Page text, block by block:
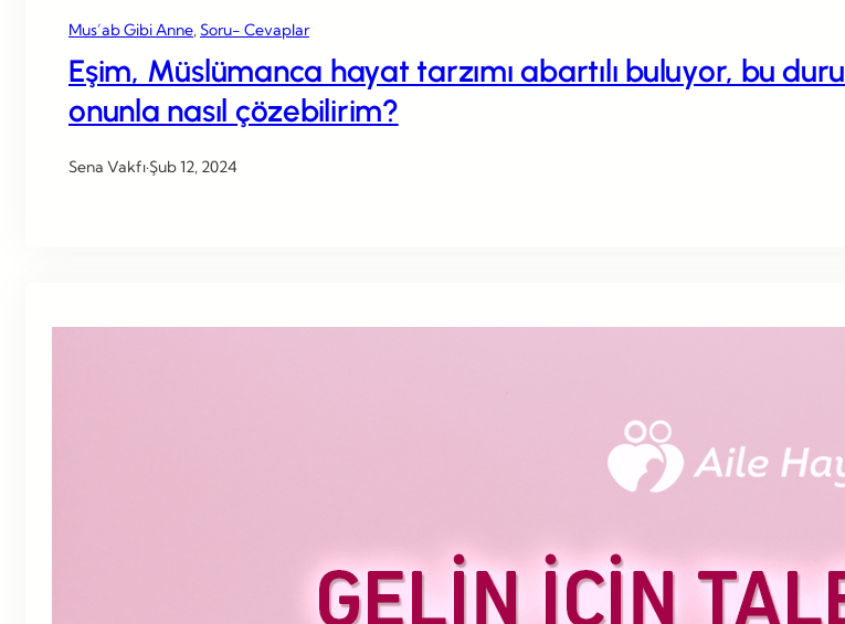
Mus’ab Gibi Anne, Soru- Cevaplar
Eşim, Müslümanca hayat tarzımı abartılı buluyor, bu
onunla nasıl çözebilirim?
Sena Vakfı·Şub 12, 2024